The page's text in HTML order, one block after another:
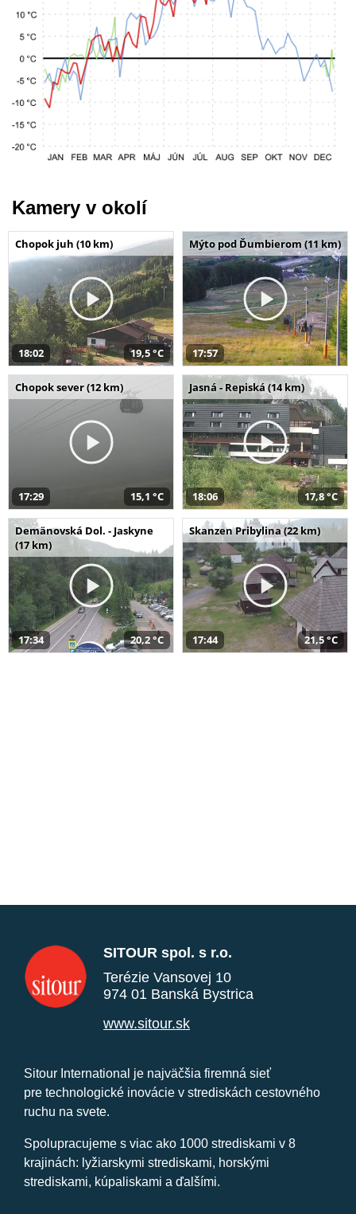
Kamery v okolí
Chopok juh (10 km)
18:02 19,5 °C
Mýto pod Ďumbierom (11 km)
17:57
Chopok sever (12 km)
17:29 15,1 °C
Jasná - Repiská (14 km)
18:06 17,8 °C
Demänovská Dol. - Jaskyne
(17 km)
17:34 20,2 °C
Skanzen Pribylina (22 km)
17:44 21,5 °C
SITOUR spol. s r.o.
Terézie Vansovej 10
974 01 Banská Bystrica
www.sitour.sk
Sitour International je najväčšia firemná sieť
pre technologické inovácie v strediskách cestovného
ruchu na svete.
Spolupracujeme s viac ako 1000 strediskami v 8
krajinách: lyžiarskymi strediskami, horskými
strediskami, kúpaliskami a ďalšími.